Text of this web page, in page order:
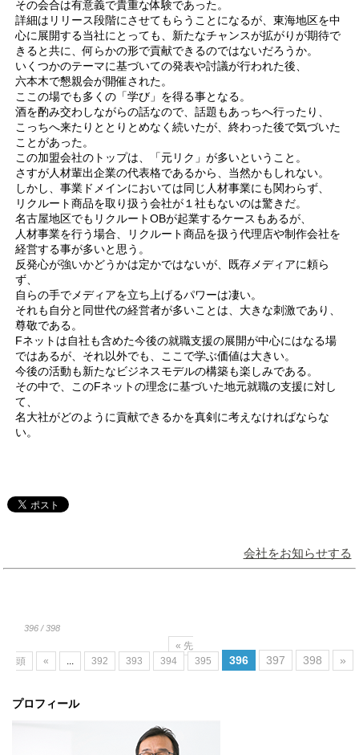
プロフィール
その会合は有意義で貴重な体験であった。
詳細はリリース段階にさせてもらうことになるが、東海地区を中
心に展開する当社にとっても、新たなチャンスが拡がりが期待で
きると共に、何らかの形で貢献できるのではないだろうか。
いくつかのテーマに基づいての発表や討議が行われた後、
六本木で懇親会が開催された。
ここの場でも多くの「学び」を得る事となる。
酒を酌み交わしながらの話なので、話題もあっちへ行ったり、
こっちへ来たりととりとめなく続いたが、終わった後で気づいた
ことがあった。
この加盟会社のトップは、「元リク」が多いということ。
さすが人材輩出企業の代表格であるから、当然かもしれない。
しかし、事業ドメインにおいては同じ人材事業にも関わらず、
リクルート商品を取り扱う会社が１社もないのは驚きだ。
名古屋地区でもリクルートOBが起業するケースもあるが、
人材事業を行う場合、リクルート商品を扱う代理店や制作会社を
経営する事が多いと思う。
反発心が強いかどうかは定かではないが、既存メディアに頼ら
ず、
自らの手でメディアを立ち上げるパワーは凄い。
それも自分と同世代の経営者が多いことは、大きな刺激であり、
尊敬である。
Fネットは自社も含めた今後の就職支援の展開が中心にはなる場
ではあるが、それ以外でも、ここで学ぶ価値は大きい。
今後の活動も新たなビジネスモデルの構築も楽しみである。
その中で、このFネットの理念に基づいた地元就職の支援に対し
て、
名大社がどのように貢献できるかを真剣に考えなければならな
い。
会社をお知らせする
396 / 398
« 先
頭
« ... 392 393 394 395 396 397 398 »